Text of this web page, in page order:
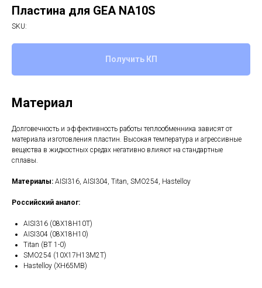
Пластина для GEA NA10S
SKU:
Получить КП
Материал
Долговечность и эффективность работы теплообменника зависят от
материала изготовления пластин. Высокая температура и агрессивные
вещества в жидкостных средах негативно влияют на стандартные
сплавы.
Материалы: AISI316, AISI304, Titan, SMO254, Hastelloy
Российский аналог:
AISI316 (08Х18Н10Т)
AISI304 (08Х18Н10)
Titan (ВТ 1-0)
SMO254 (10Х17Н13М2Т)
Hastelloy (ХН65МВ)